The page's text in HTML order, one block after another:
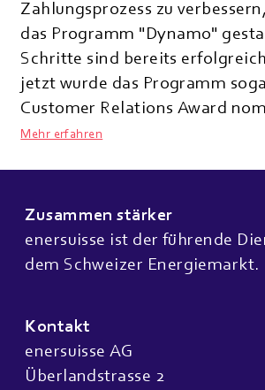
Zahlungsprozess zu
das Programm "Dynamo"
Schritte sind bereits
jetzt wurde das Programm
Customer Relations Award
Mehr erfahren
Zusammen stärker
enersuisse ist der führende
dem Schweizer Energiemarkt.
Kontakt
enersuisse AG
Überlandstrasse 2